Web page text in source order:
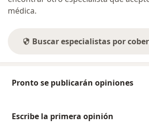
médica.
Buscar especialistas por
Pronto se publicarán opiniones
Escribe la primera opinión